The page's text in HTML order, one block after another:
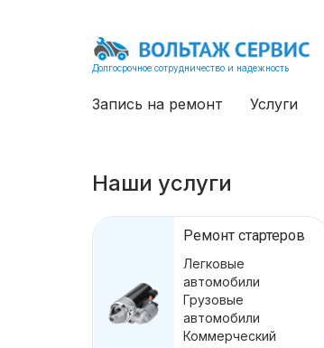
Долгосрочное сотрудничество и надежность
Запись на ремонт Услуги
Наши услуги
Ремонт стартеров
Легковые
автомобили
Грузовые
автомобили
Коммерческий